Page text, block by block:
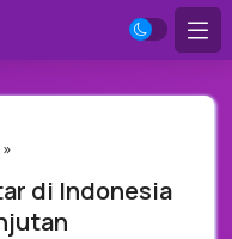
»
di Indonesia